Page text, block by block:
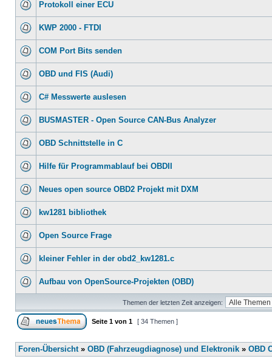
Protokoll einer ECU
KWP 2000 - FTDI
COM Port Bits senden
OBD und FIS (Audi)
C# Messwerte auslesen
BUSMASTER - Open Source CAN-Bus Analyzer
OBD Schnittstelle in C
Hilfe für Programmablauf bei OBDII
Neues open source OBD2 Projekt mit DXM
kw1281 bibliothek
Open Source Frage
kleiner Fehler in der obd2_kw1281.c
Aufbau von OpenSource-Projekten (OBD)
Themen der letzten Zeit anzeigen:
Seite 1 von 1 [ 34 Themen ]
Foren-Übersicht» OBD (Fahrzeugdiagnose) und Elektronik » OBD